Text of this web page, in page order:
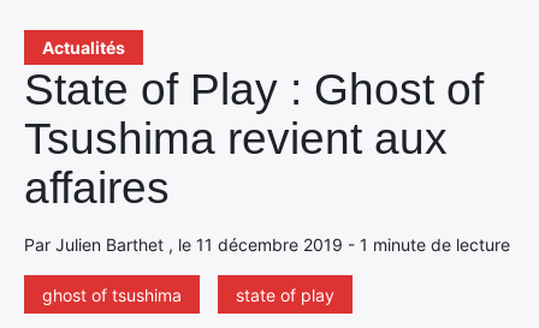
Actualités
State of Play : Ghost of
Tsushima revient aux
affaires
Par Julien Barthet , le 11 décembre 2019 - 1 minute de lecture
ghost of tsushima state of play